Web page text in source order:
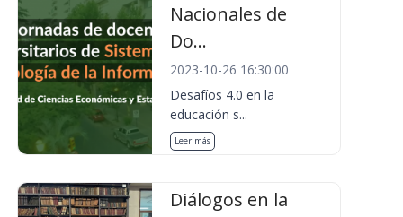
Nacionales de
Do...
2023-10-26 16:30:00
Desafíos 4.0 en la
educación s...
Leer más
Diálogos en la